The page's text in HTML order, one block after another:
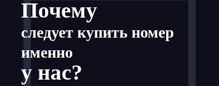
Почему
следует купить номер
именно
у нас?